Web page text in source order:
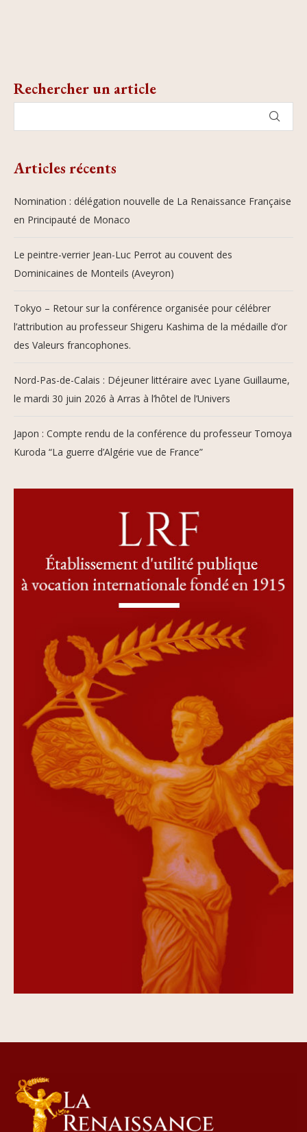
Rechercher un article
Articles récents
Nomination : délégation nouvelle de La Renaissance Française
en Principauté de Monaco
Le peintre-verrier Jean-Luc Perrot au couvent des
Dominicaines de Monteils (Aveyron)
Tokyo – Retour sur la conférence organisée pour célébrer
l’attribution au professeur Shigeru Kashima de la médaille d’or
des Valeurs francophones.
Nord-Pas-de-Calais : Déjeuner littéraire avec Lyane Guillaume,
le mardi 30 juin 2026 à Arras à l’hôtel de l’Univers
Japon : Compte rendu de la conférence du professeur Tomoya
Kuroda “La guerre d’Algérie vue de France”